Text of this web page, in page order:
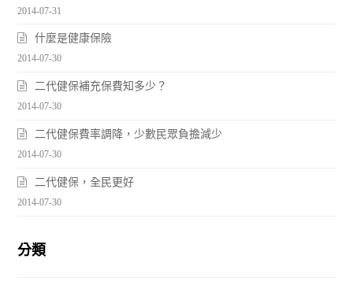
2014-07-31
什麼是健康保險
2014-07-30
二代健保補充保費知多少？
2014-07-30
二代健保費率調降，少數民眾負擔減少
2014-07-30
二代健保，全民更好
2014-07-30
分類